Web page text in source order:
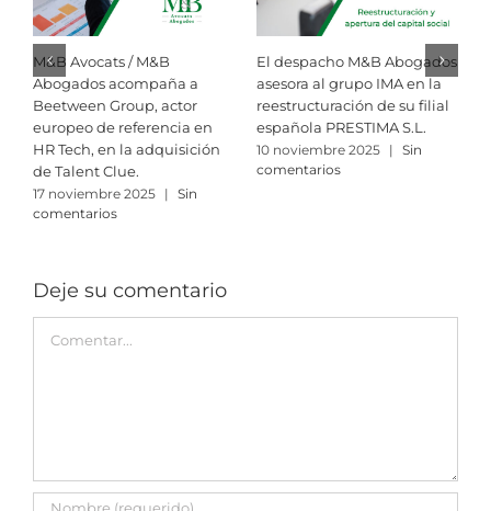
M&B Avocats / M&B
Abogados acompaña a
Beetween Group, actor
europeo de referencia en
HR Tech, en la adquisición
de Talent Clue.
17 noviembre 2025 | Sin
comentarios
El despacho M&B Abogados
asesora al grupo IMA en la
reestructuración de su filial
española PRESTIMA S.L.
10 noviembre 2025 | Sin
comentarios
Deje su comentario